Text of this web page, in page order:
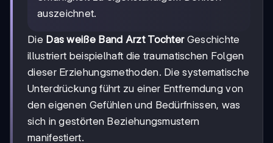
auszeichnet.
Die Das weiße Band Arzt TochterGeschichte
illustriert beispielhaft die traumatischen Folgen
dieser Erziehungsmethoden. Die systematische
Unterdrückung führt zu einer Entfremdung von
den eigenen Gefühlen und Bedürfnissen, was
sich in gestörten Beziehungsmustern
manifestiert.